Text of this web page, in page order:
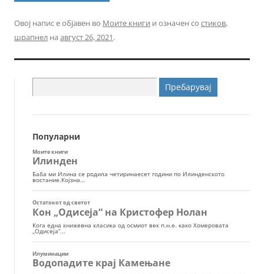
Овој напис е објавен во Моите книги и означен со стиков,
шрапнел на август 26, 2021.
за:
Популарни